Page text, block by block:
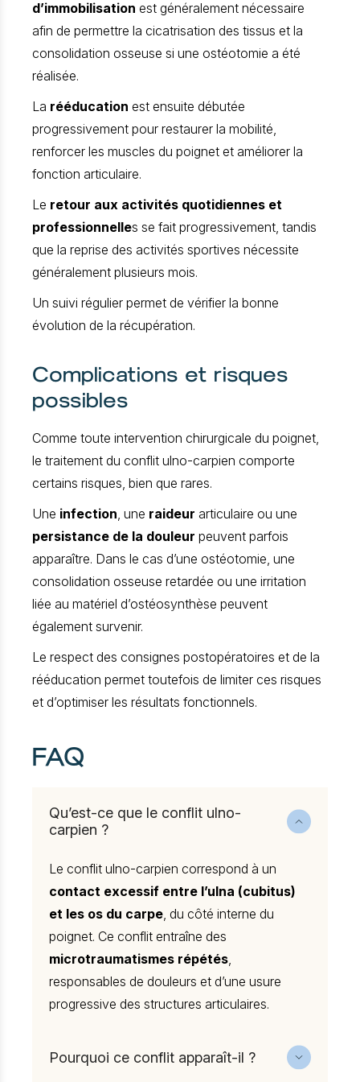
d’immobilisation est généralement nécessaire
afin de permettre la cicatrisation des tissus et la
consolidation osseuse si une ostéotomie a été
réalisée.
La rééducation est ensuite débutée
progressivement pour restaurer la mobilité,
renforcer les muscles du poignet et améliorer la
fonction articulaire.
Le retour aux activités quotidiennes et
professionnelles se fait progressivement, tandis
que la reprise des activités sportives nécessite
généralement plusieurs mois.
Un suivi régulier permet de vérifier la bonne
évolution de la récupération.
Complications et risques
possibles
Comme toute intervention chirurgicale du poignet,
le traitement du conflit ulno-carpien comporte
certains risques, bien que rares.
Une infection , une raideur articulaire ou une
persistance de la douleur peuvent parfois
apparaître. Dans le cas d’une ostéotomie, une
consolidation osseuse retardée ou une irritation
liée au matériel d’ostéosynthèse peuvent
également survenir.
Le respect des consignes postopératoires et de la
rééducation permet toutefois de limiter ces risques
et d’optimiser les résultats fonctionnels.
FAQ
Qu’est-ce que le conflit ulno-
carpien ?
Le conflit ulno-carpien correspond à un
contact excessif entre l’ulna (cubitus)
et les os du carpe , du côté interne du
poignet. Ce conflit entraîne des
microtraumatismes répétés
responsables de douleurs et d’une usure
progressive des structures articulaires.
Pourquoi ce conflit apparaît-il ?